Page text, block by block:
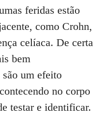
feridas estão
como Crohn,
celíaca. De certa
bem
um efeito
no corpo
testar e identificar.